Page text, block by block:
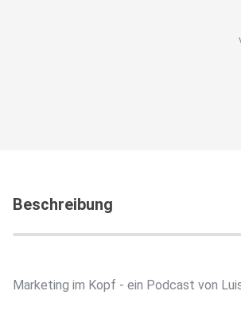
Beschreibung
Marketing im Kopf - ein Podcast von